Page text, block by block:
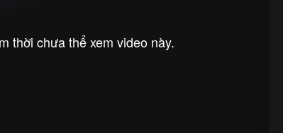
thời chưa thể xem video này.